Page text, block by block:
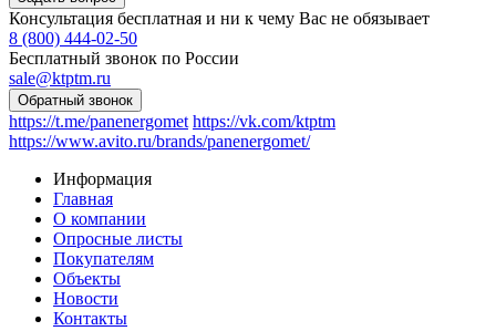
Консультация бесплатная и ни к чему Вас не обязывает
8 (800) 444-02-50
Бесплатный звонок по России
sale@ktptm.ru
https://t.me/panenergomet https://vk.com/ktptm
https://www.avito.ru/brands/panenergomet/
Информация
Главная
О компании
Опросные листы
Покупателям
Объекты
Новости
Контакты